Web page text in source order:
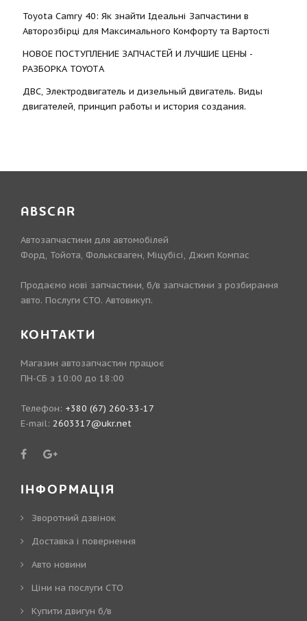
Toyota Camry 40: Як знайти Ідеальні Запчастини в
Авторозбірці для Максимального Комфорту та Вартості
НОВОЕ ПОСТУПЛЕНИЕ ЗАПЧАСТЕЙ И ЛУЧШИЕ ЦЕНЫ -
РАЗБОРКА TOYOTА
ДВС, Электродвигатель и дизельный двигатель. Виды
двигателей, принцип работы и история создания.
ABSCAR
Автозапчастини для автомобілей
Форд, Тойота, Фольксваген, Міцубісі, Джип Компас
Продаємо нові запчастини, б/в запчастини з розбирання
авто. Послуги СТО. Автовикуп.
КОНТАКТИ
Магазин автозапчастин працює
ПН-СБ з 10:00 до 18:00
Телефон: +380 (67) 260-33-17
E-mail: 2603317@ukr.net
ІНФОРМАЦІЯ
Зворотний дзвінок
Доставка і повернення
Авто новини
Ціни на послуги СТО
Купити двигун б/в